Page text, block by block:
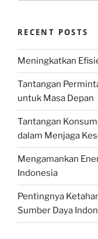
RECENT POSTS
Meningkatkan
Tantangan
untuk Masa Depan
Tantangan
dalam Menjaga
Mengamankan
Indonesia
Pentingnya
Sumber Daya